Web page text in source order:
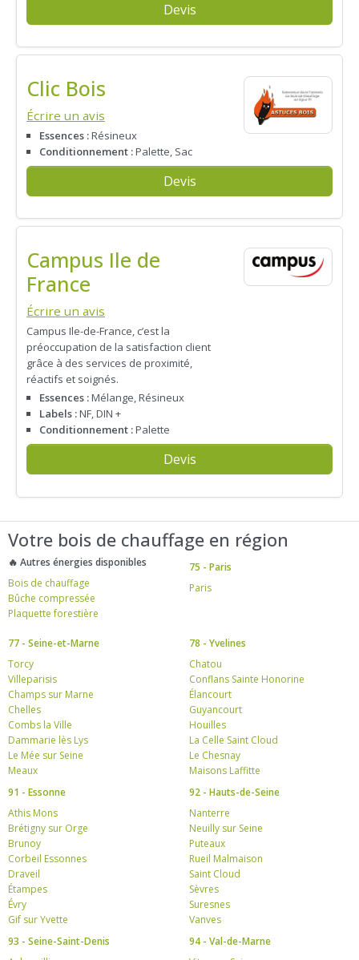
Devis
Clic Bois
Écrire un avis
Essences :Résineux
Conditionnement :Palette, Sac
Devis
Campus Ile de
France
Écrire un avis
Campus Ile-de-France, c’est la
préoccupation de la satisfaction client
grâce à des services de proximité,
réactifs et soignés.
Essences :Mélange, Résineux
Labels :NF, DIN +
Conditionnement :Palette
Devis
Votre bois de chauffage en région
🔥 Autres énergies disponibles
Bois de chauffage
Bûche compressée
Plaquette forestière
75 - Paris
Paris
77 - Seine-et-Marne
Torcy
Villeparisis
Champs sur Marne
Chelles
Combs la Ville
Dammarie lès Lys
Le Mée sur Seine
Meaux
78 - Yvelines
Chatou
Conflans Sainte Honorine
Élancourt
Guyancourt
Houilles
La Celle Saint Cloud
Le Chesnay
Maisons Laffitte
91 - Essonne
Athis Mons
Brétigny sur Orge
Brunoy
Corbeil Essonnes
Draveil
Étampes
Évry
Gif sur Yvette
92 - Hauts-de-Seine
Nanterre
Neuilly sur Seine
Puteaux
Rueil Malmaison
Saint Cloud
Sèvres
Suresnes
Vanves
93 - Seine-Saint-Denis
94 - Val-de-Marne